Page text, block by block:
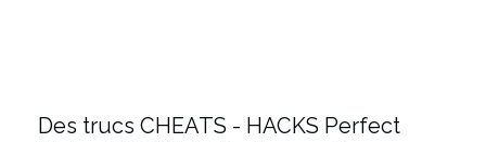
Des trucs CHEATS - HACKS Perfect